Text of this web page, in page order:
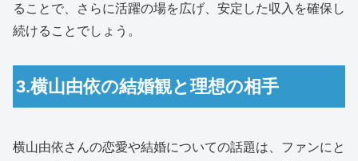
ることで、さらに活躍の場を広げ、安定した収入を確保し
続けることでしょう。
3.横山由依の結婚観と理想の相手
横山由依さんの恋愛や結婚についての話題は、ファンにと